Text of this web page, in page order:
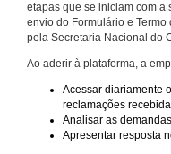
etapas que se iniciam com a
envio do Formulário e
pela Secretaria Nacional do
Ao aderir à plataforma, a
Acessar diariamente
reclamações
Analisar as
Apresentar resposta